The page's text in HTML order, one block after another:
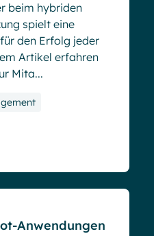
beim hybriden
spielt eine
den Erfolg jeder
Artikel erfahren
Mita...
Anwendungen